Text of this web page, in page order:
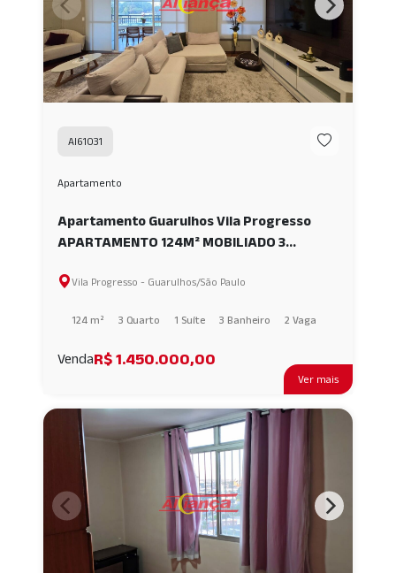
Ver mais
AI61031
Apartamento
Apartamento Guarulhos Vila Progresso
APARTAMENTO 124M² MOBILIADO 3
PROGRESSO GUARULHOS SP AI61031
Vila Progresso - Guarulhos/São Paulo
124 m² 3 Quarto 1 Suíte 3 Banheiro 2 Vaga
VendaR$ 1.450.000,00